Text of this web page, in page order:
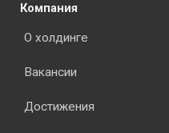
Компания
О холдинге
Вакансии
Достижения